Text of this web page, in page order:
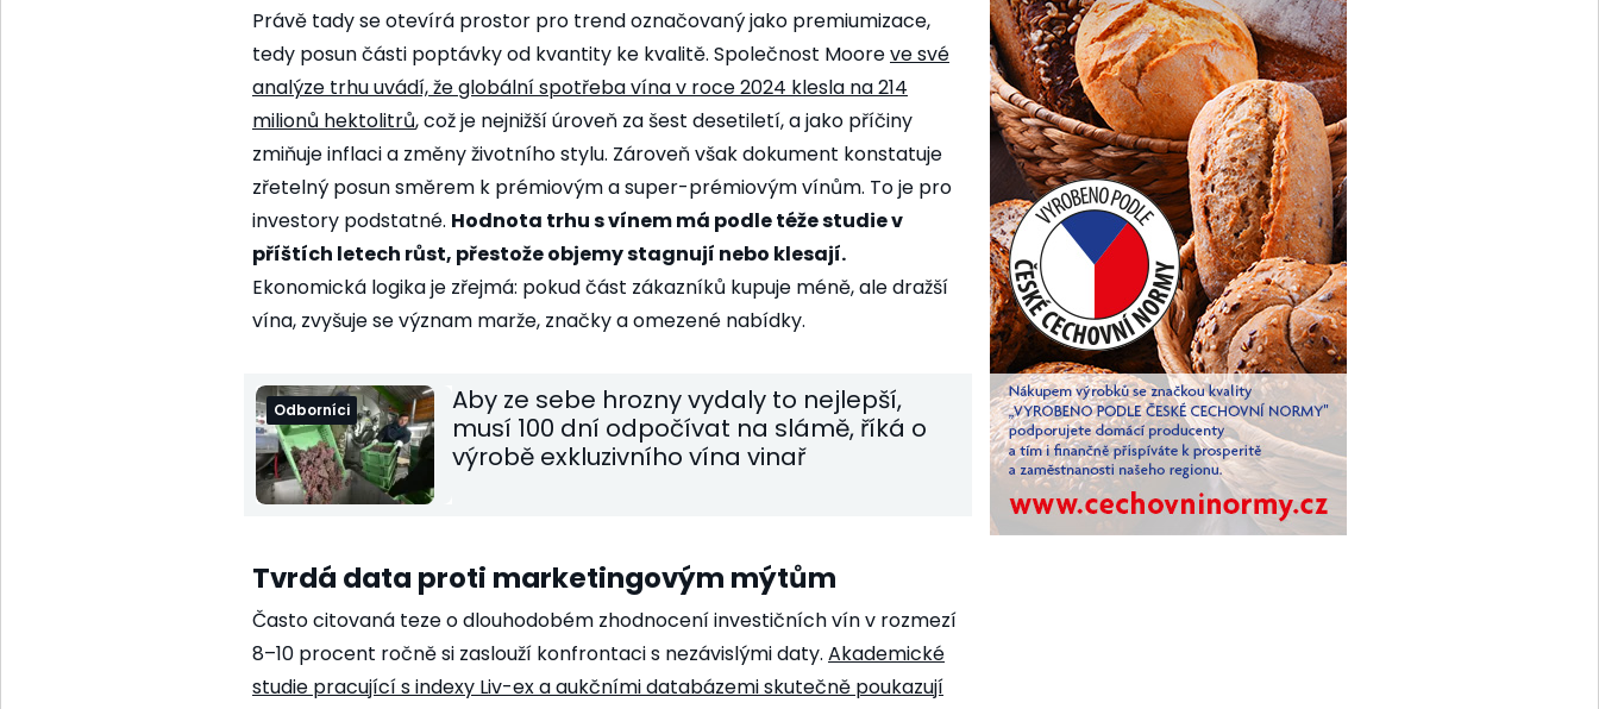
Právě tady se otevírá prostor pro trend označovaný jako premiumizace,
tedy posun části poptávky od kvantity ke kvalitě. Společnost Mooreve své
analýze trhu uvádí, že globální spotřeba vína v roce 2024 klesla na 214
milionů hektolitrů, což je nejnižší úroveň za šest desetiletí, a jako příčiny
zmiňuje inflaci a změny životního stylu. Zároveň však dokument konstatuje
zřetelný posun směrem k prémiovým a super-prémiovým vínům. To je pro
investory podstatné. Hodnota trhu s vínem má podle téže studie v
příštích letech růst, přestože objemy stagnují nebo klesají.
Ekonomická logika je zřejmá: pokud část zákazníků kupuje méně, ale dražší
vína, zvyšuje se význam marže, značky a omezené nabídky.
Odborníci
Aby ze sebe hrozny vydaly to nejlepší,
musí 100 dní odpočívat na slámě, říká o
výrobě exkluzivního vína vinař
Tvrdá data proti marketingovým mýtům
Často citovaná teze o dlouhodobém zhodnocení investičních vín v rozmezí
8–10 procent ročně si zaslouží konfrontaci s nezávislými daty. Akademické
studie pracující s indexy Liv-ex a aukčními databázemi skutečně poukazují